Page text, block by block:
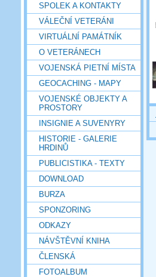
SPOLEK A KONTAKTY
VÁLEČNÍ VETERÁNI
VIRTUÁLNÍ PAMÁTNÍK
O VETERÁNECH
VOJENSKÁ PIETNÍ MÍSTA
GEOCACHING - MAPY
VOJENSKÉ OBJEKTY A
PROSTORY
INSIGNIE A SUVENYRY
HISTORIE - GALERIE
HRDINŮ
PUBLICISTIKA - TEXTY
DOWNLOAD
BURZA
SPONZORING
ODKAZY
NÁVŠTĚVNÍ KNIHA
ČLENSKÁ
FOTOALBUM